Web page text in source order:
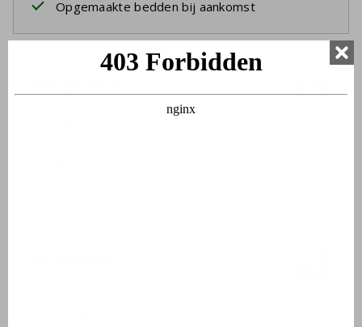
Opgemaakte bedden bij aankomst
Twee eenpersoonsbedden